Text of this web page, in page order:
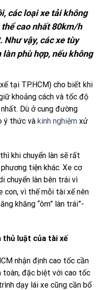
các loại xe tải không
cao nhất 80km/h
Như vậy, các xe tùy
phù hợp, nếu không
tại TP.HCM) cho biết khi
khoảng cách và tốc độ
Dù ở cung đường
ý thức và kinh nghiệm xử
khi chuyển làn sẽ rất
tiện khác. Xe cơ
chuyển làn bên trái vì
con, vì thế mỗi tài xế nên
khăng “ôm” làn trái”-
thủ luật của tài xế
nhận định cao tốc cần
toàn, đặc biệt với cao tốc
dạy lái xe cũng cần bổ